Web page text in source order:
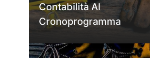
Contabilità Al
Cronoprogramma